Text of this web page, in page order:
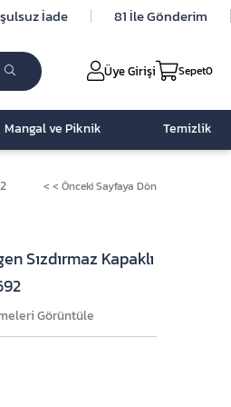
İade 81 İle Gönderim
Üye Girişi Sepet0
Mangal ve Piknik Temizlik
< < Önceki Sayfaya Dön
Sızdırmaz Kapaklı